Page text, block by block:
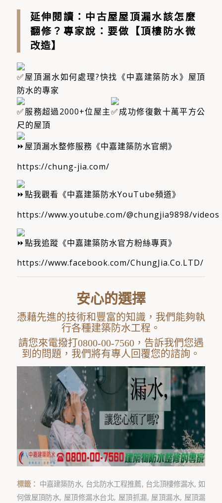
延伸閱讀： 中古屋屋頂漏水該怎麼
翻修？專家說：要做【頂樓防水微
改造】
屋頂漏水如何處理?快找《中嘉建築防水》屋頂
防水的專家
服務超過2000+位屋主​
成功修復數十萬平方公
尺的屋頂
屋頂漏水整修服務《中嘉建築防水官網》
https://chung-jia.com/
點我觀看《中嘉建築防水YouTube頻道》
https://www.youtube.com/@chungjia9898/videos
點我追蹤《中嘉建築防水官方粉絲專頁》
https://www.facebook.com/ChungJia.Co.LTD/
安心的選擇
憑藉先進的技術和豐富的知識，我們能夠執
行各種建築防水工程。
請您來電撥打0800-00-7560，告訴我們您遇
到的問題，我們將有專人回覆您的諮詢。
標籤： 中嘉建築防水, 台北防水工程推薦, 台北頂樓修漏水,如
何做屋頂防水, 屋頂修漏水台北, 屋頂抓漏, 屋頂漏水, 屋頂漏